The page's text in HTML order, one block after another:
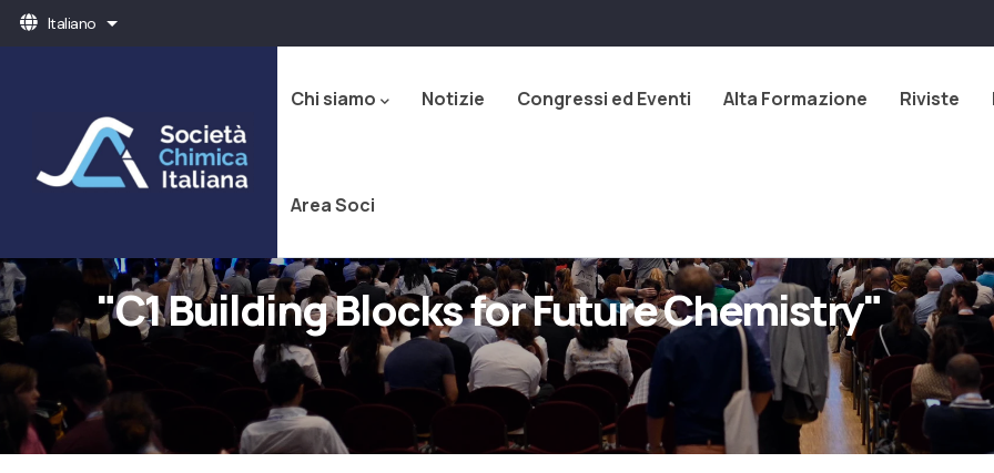
Salta Italiano Mostra ulteriori azioni
principale
Chi siamo Notizie Congressi ed Eventi Alta Formazione Riviste
Area Soci
"C1 Building Blocks for Future Chemistry"